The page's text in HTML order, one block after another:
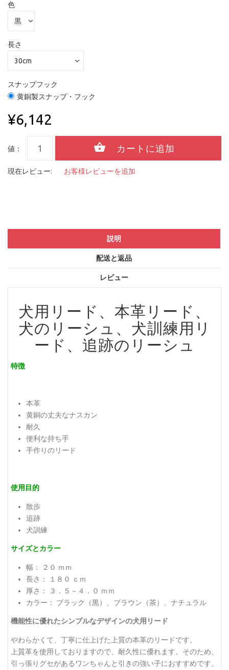
色
長さ
スナップフック
黄銅製スナップ・フック
¥6,142
値：
現在レビュー: お客様レビューを追加
説明
配送と返品
レビュー
犬用リード、本革リード、
犬のリーシュ、犬訓練用リ
ード、追跡のリーシュ
特徴
本革
黄銅の丈夫なナスカン
耐久
便利な持ち手
手作りのリード
使用目的
散歩
追跡
犬訓練
サイズとカラー
幅： ２０ ｍｍ
長さ： １８０ ｃｍ
厚さ： ３．５ ~ ４．０ ｍｍ
カラー： ブラック（黒）、ブラウン（茶）、ナチュラル
機能性に優れたシンプルなデザインの犬用リード
やわらかくて、丁寧に仕上げた上質の本革のリードです。
上質革を使用しておりますので、耐久性に優れます。そのため、
引っ張りグセがあるワンちゃんと引きの強い子におすすめです。